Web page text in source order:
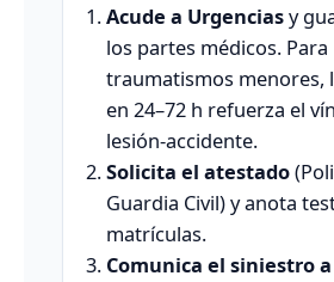
Acude a Urgenciasy
los partes médicos. Para
traumatismos menores,
en 24–72 h refuerza el
lesión‑accidente.
Solicita el atestado
Guardia Civil) y anota
matrículas.
Comunica el siniestro